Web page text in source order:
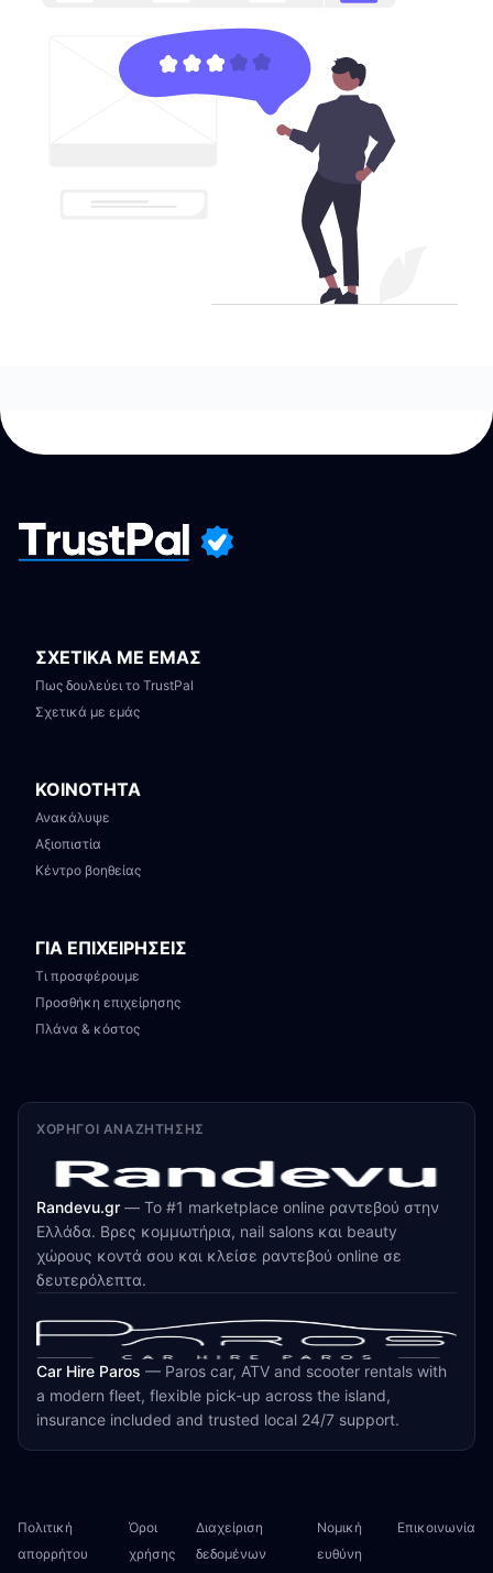
ΣΧΕΤΙΚΑ ΜΕ ΕΜΑΣ
Πως δουλεύει το TrustPal
Σχετικά με εμάς
ΚΟΙΝΟΤΗΤΑ
Ανακάλυψε
Αξιοπιστία
Κέντρο βοηθείας
ΓΙΑ ΕΠΙΧΕΙΡΗΣΕΙΣ
Τι προσφέρουμε
Προσθήκη επιχείρησης
Πλάνα & κόστος
ΧΟΡΗΓΟΊ ΑΝΑΖΉΤΗΣΗΣ
Randevu.gr — Το #1 marketplace online ραντεβού στην
Ελλάδα. Βρες κομμωτήρια, nail salons και beauty
χώρους κοντά σου και κλείσε ραντεβού online σε
δευτερόλεπτα.
Car Hire Paros — Paros car, ATV and scooter rentals with
a modern fleet, flexible pick-up across the island,
insurance included and trusted local 24/7 support.
Πολιτική
απορρήτου
Όροι
χρήσης
Διαχείριση
δεδομένων
Νομική
ευθύνη
Επικοινωνία